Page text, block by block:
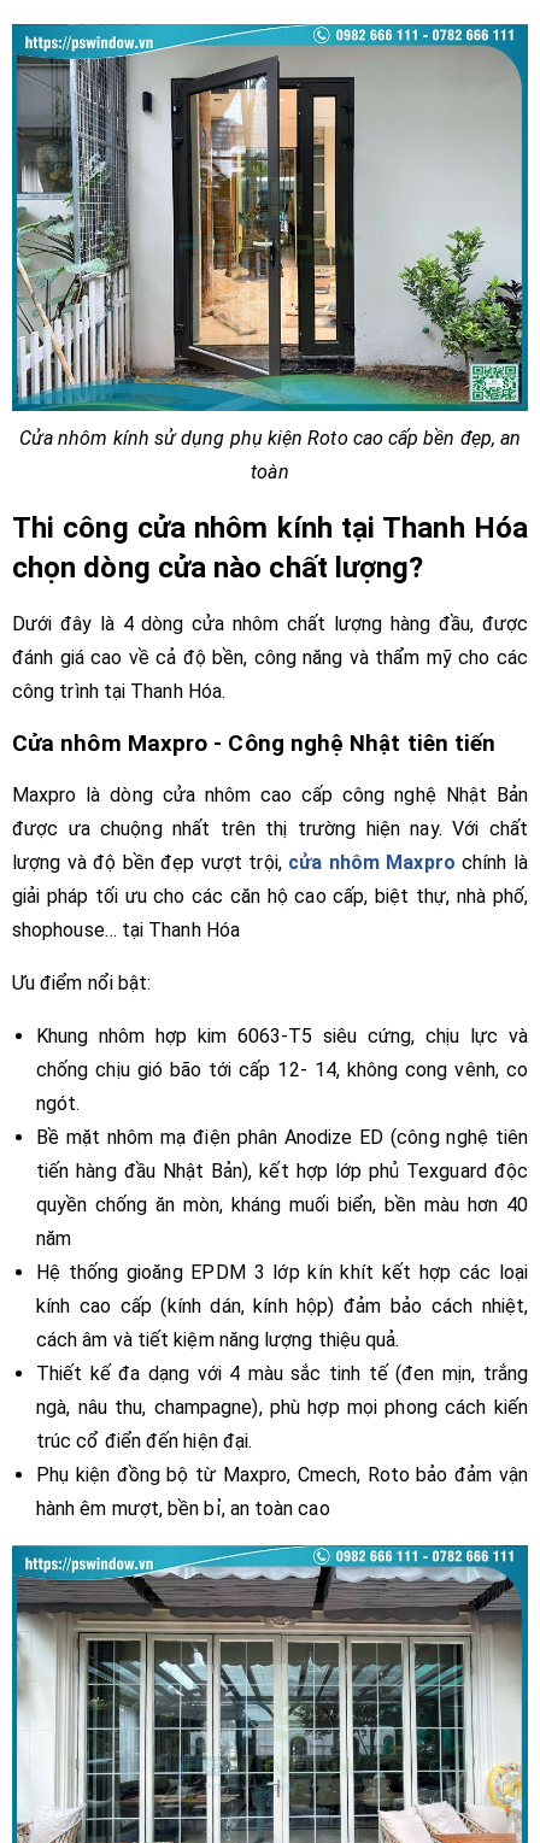
Cửa nhôm kính sử dụng phụ kiện Roto cao cấp bền đẹp, an
toàn
Thi công cửa nhôm kính tại Thanh Hóa
chọn dòng cửa nào chất lượng?
Dưới đây là 4 dòng cửa nhôm chất lượng hàng đầu, được
đánh giá cao về cả độ bền, công năng và thẩm mỹ cho các
công trình tại Thanh Hóa.
Cửa nhôm Maxpro - Công nghệ Nhật tiên tiến
Maxpro là dòng cửa nhôm cao cấp công nghệ Nhật Bản
được ưa chuộng nhất trên thị trường hiện nay. Với chất
lượng và độ bền đẹp vượt trội, cửa nhôm Maxpro chính là
giải pháp tối ưu cho các căn hộ cao cấp, biệt thự, nhà phố,
shophouse… tại Thanh Hóa
Ưu điểm nổi bật:
Khung nhôm hợp kim 6063-T5 siêu cứng, chịu lực và
chống chịu gió bão tới cấp 12- 14, không cong vênh, co
ngót.
Bề mặt nhôm mạ điện phân Anodize ED (công nghệ tiên
tiến hàng đầu Nhật Bản), kết hợp lớp phủ Texguard độc
quyền chống ăn mòn, kháng muối biển, bền màu hơn 40
năm
Hệ thống gioăng EPDM 3 lớp kín khít kết hợp các loại
kính cao cấp (kính dán, kính hộp) đảm bảo cách nhiệt,
cách âm và tiết kiệm năng lượng thiệu quả.
Thiết kế đa dạng với 4 màu sắc tinh tế (đen mịn, trắng
ngà, nâu thu, champagne), phù hợp mọi phong cách kiến
trúc cổ điển đến hiện đại.
Phụ kiện đồng bộ từ Maxpro, Cmech, Roto bảo đảm vận
hành êm mượt, bền bỉ, an toàn cao